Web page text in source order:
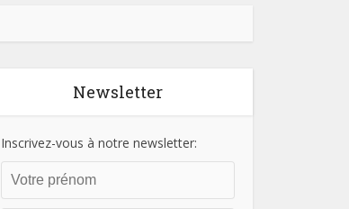
Newsletter
Inscrivez-vous à notre newsletter: